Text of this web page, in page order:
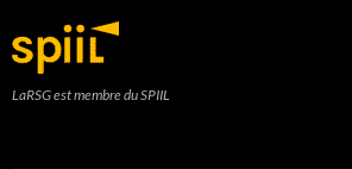
LaRSG est membre du SPIIL